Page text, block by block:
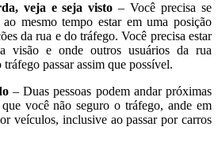
veja e seja visto – Você precisa se
mesmo tempo estar em uma posição
da rua e do tráfego. Você precisa estar
visão e onde outros usuários da rua
passar assim que possível.
– Duas pessoas podem andar próximas
você não seguro o tráfego, ande em
veículos, inclusive ao passar por carros